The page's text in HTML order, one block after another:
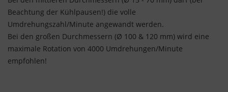
Beachtung der Kühlpausen!) die volle
Umdrehungszahl/Minute angewandt werden.
Bei den großen Durchmessern (Ø 100 & 120 mm) wird eine
maximale Rotation von 4000 Umdrehungen/Minute
empfohlen!